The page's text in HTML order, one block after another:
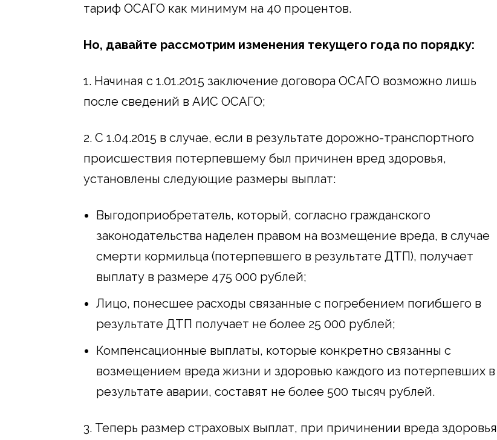
тариф ОСАГО как минимум на 40 процентов.
Но, давайте рассмотрим изменения текущего года по порядку:
1. Начиная с 1.01.2015 заключение договора ОСАГО возможно лишь
после сведений в АИС ОСАГО;
2. С 1.04.2015 в случае, если в результате дорожно-транспортного
происшествия потерпевшему был причинен вред здоровья,
установлены следующие размеры выплат:
Выгодоприобретатель, который, согласно гражданского
законодательства наделен правом на возмещение вреда, в случае
смерти кормильца (потерпевшего в результате ДТП), получает
выплату в размере 475 000 рублей;
Лицо, понесшее расходы связанные с погребением погибшего в
результате ДТП получает не более 25 000 рублей;
Компенсационные выплаты, которые конкретно связанны с
возмещением вреда жизни и здоровью каждого из потерпевших в
результате аварии, составят не более 500 тысяч рублей.
3. Теперь размер страховых выплат, при причинении вреда здоровья